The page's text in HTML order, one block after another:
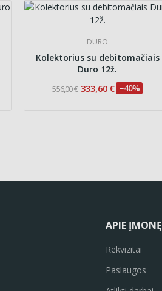
DURO
Kolektorius su debitomačiais
Duro 12ž.
556,00 € 333,60 € −40%
APIE ĮMONĘ
Rekvizitai
Paslaugos